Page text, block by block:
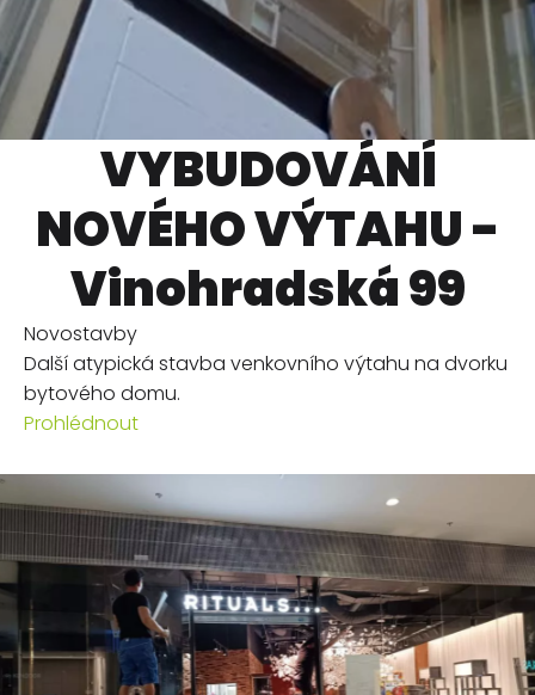
VYBUDOVÁNÍ
NOVÉHO VÝTAHU -
Vinohradská 99
Novostavby
Další atypická stavba venkovního výtahu na dvorku
bytového domu.
Prohlédnout